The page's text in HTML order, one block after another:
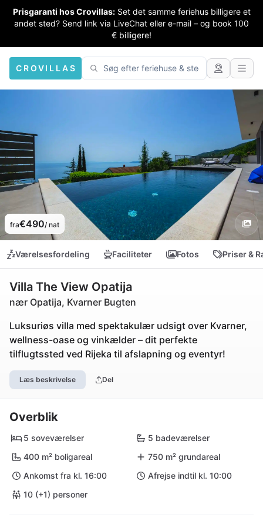
Prisgaranti hos Crovillas: Set det samme feriehus billigere et
andet sted? Send link via LiveChat eller e-mail – og book 100
€ billigere!
CROVILLAS
fra€490/ nat
Værelsesfordeling Faciliteter Fotos Priser &
Villa The View Opatija
nær Opatija, Kvarner Bugten
Luksuriøs villa med spektakulær udsigt over Kvarner,
wellness-oase og vinkælder – dit perfekte
tilflugtssted ved Rijeka til afslapning og eventyr!
Læs beskrivelse Del
Overblik
5 soveværelser
5 badeværelser
400 m² boligareal
750 m² grundareal
Ankomst fra kl. 16:00
Afrejse indtil kl. 10:00
10 (+1) personer